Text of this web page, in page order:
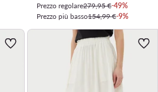
Prezzo regolare279,95 €-49%
Prezzo più basso154,99 €-9%